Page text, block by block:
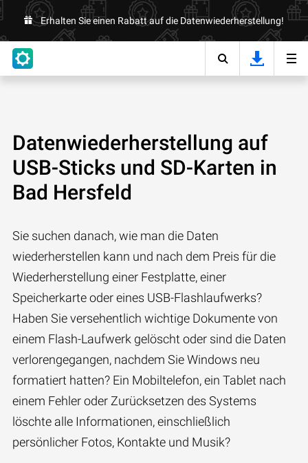
Erhalten Sie einen Rabatt auf die Datenwiederherstellung!
Datenwiederherstellung auf
USB-Sticks und SD-Karten in
Bad Hersfeld
Sie suchen danach, wie man die Daten
wiederherstellen kann und nach dem Preis für die
Wiederherstellung einer Festplatte, einer
Speicherkarte oder eines USB-Flashlaufwerks?
Haben Sie versehentlich wichtige Dokumente von
einem Flash-Laufwerk gelöscht oder sind die Daten
verlorengegangen, nachdem Sie Windows neu
formatiert hatten? Ein Mobiltelefon, ein Tablet nach
einem Fehler oder Zurücksetzen des Systems
löschte alle Informationen, einschließlich
persönlicher Fotos, Kontakte und Musik?